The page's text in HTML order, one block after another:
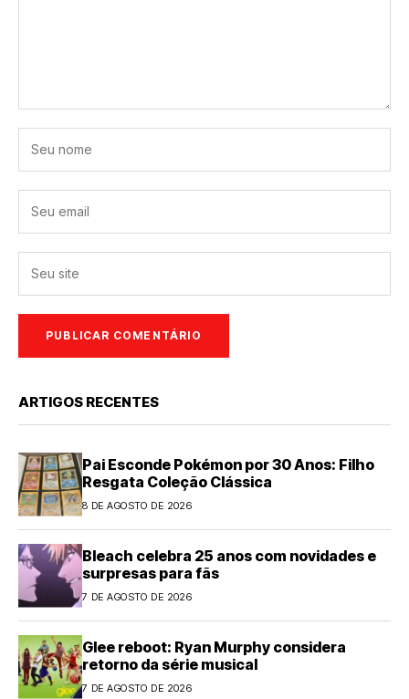
ARTIGOS RECENTES
Pai Esconde Pokémon por 30 Anos: Filho
Resgata Coleção Clássica
8 DE AGOSTO DE 2026
Bleach celebra 25 anos com novidades e
surpresas para fãs
7 DE AGOSTO DE 2026
Glee reboot: Ryan Murphy considera
retorno da série musical
7 DE AGOSTO DE 2026